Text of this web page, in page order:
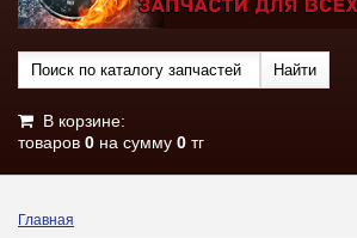
В корзине:
товаров 0 на сумму 0 тг
Вы здесь
Главная